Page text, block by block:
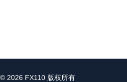
© 2026 FX110 版权所有